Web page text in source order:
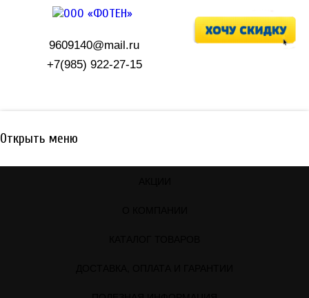
9609140@mail.ru
+7(985) 922-27-15
Открыть меню